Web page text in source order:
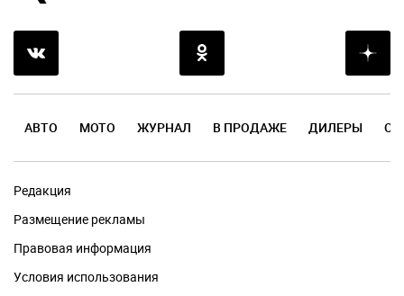
АВТО МОТО ЖУРНАЛ В ПРОДАЖЕ ДИЛЕРЫ
Редакция
Размещение рекламы
Правовая информация
Условия использования